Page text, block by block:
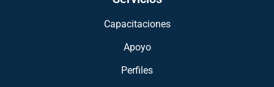
Capacitaciones
Apoyo
Perfiles